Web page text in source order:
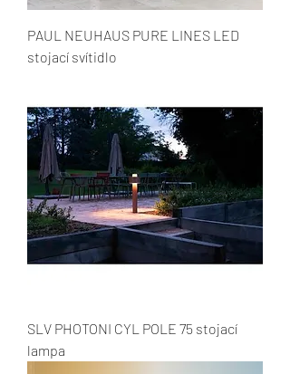
PAUL NEUHAUS PURE LINES LED
stojací svítidlo
SLV PHOTONI CYL POLE 75 stojací
lampa